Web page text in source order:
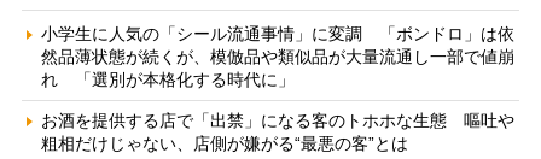
小学生に人気の「シール流通事情」に変調 「ボンドロ」は依
然品薄状態が続くが、模倣品や類似品が大量流通し一部で値崩
れ 「選別が本格化する時代に」
お酒を提供する店で「出禁」になる客のトホホな生態 嘔吐や
粗相だけじゃない、店側が嫌がる“最悪の客”とは